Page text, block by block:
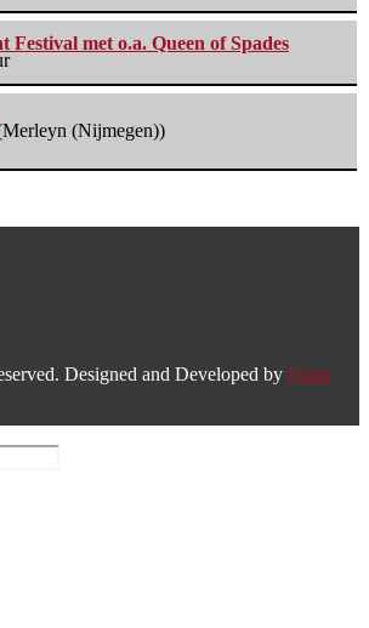
Festival met o.a. Queen of Spades
(Nijmegen))
Designed and Developed by Harm